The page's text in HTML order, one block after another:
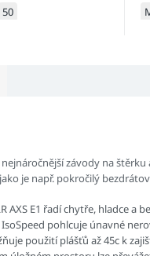
vlastnosti, je dobře
50
závody na
je např. pokročilý
AXS E1 řadí chytře, hladce a
pohlcuje únavné
použití plášťů až 45c k